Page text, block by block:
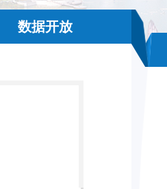
数据开放